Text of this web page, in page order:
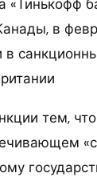
«Тинькофф
в
в
тем,